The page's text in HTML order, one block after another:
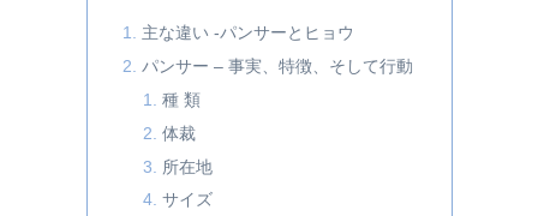
主な違い -パンサーとヒョウ
パンサー – 事実、特徴、そして行動
種 類
体裁
所在地
サイズ